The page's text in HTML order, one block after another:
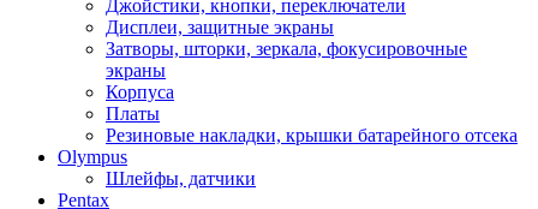
Джойстики, кнопки, переключатели
Дисплеи, защитные экраны
Затворы, шторки, зеркала, фокусировочные
экраны
Корпуса
Платы
Резиновые накладки, крышки батарейного отсека
Olympus
Шлейфы, датчики
Pentax